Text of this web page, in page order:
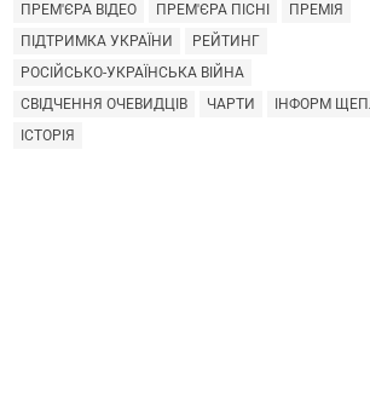
ПРЕМ'ЄРА ВІДЕО
ПРЕМ'ЄРА ПІСНІ
ПРЕМІЯ
ПІДТРИМКА УКРАЇНИ
РЕЙТИНГ
РОСІЙСЬКО-УКРАЇНСЬКА ВІЙНА
СВІДЧЕННЯ ОЧЕВИДЦІВ
ЧАРТИ
ІНФОРМ
ІСТОРІЯ